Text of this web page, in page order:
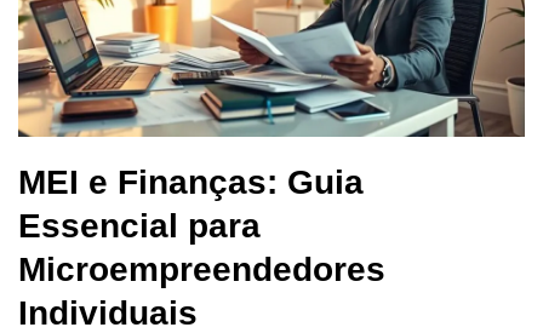
MEI e Finanças: Guia
Essencial para
Microempreendedores
Individuais